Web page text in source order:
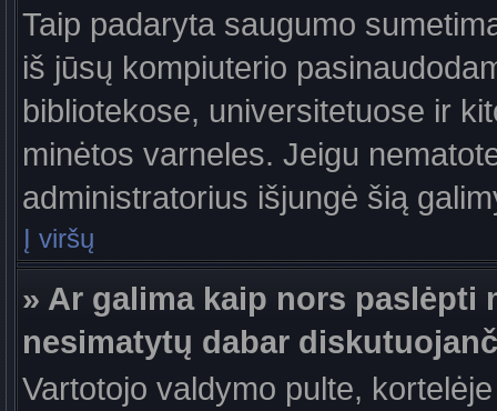
Taip padaryta saugumo
iš jūsų kompiuterio
bibliotekose, universitetuose ir
minėtos varneles. Jeigu
administratorius išjungė šią
Į viršų
» Ar galima kaip nors paslėpti
nesimatytų dabar
Vartotojo valdymo pulte,